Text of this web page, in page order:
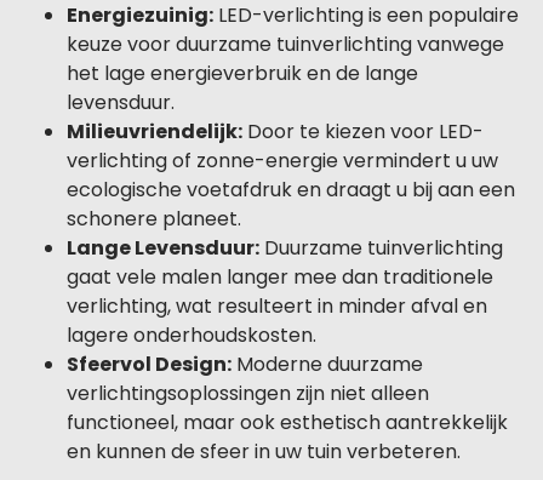
Energiezuinig: LED-verlichting is een populaire
keuze voor duurzame tuinverlichting vanwege
het lage energieverbruik en de lange
levensduur.
Milieuvriendelijk: Door te kiezen voor LED-
verlichting of zonne-energie vermindert u uw
ecologische voetafdruk en draagt u bij aan een
schonere planeet.
Lange Levensduur: Duurzame tuinverlichting
gaat vele malen langer mee dan traditionele
verlichting, wat resulteert in minder afval en
lagere onderhoudskosten.
Sfeervol Design: Moderne duurzame
verlichtingsoplossingen zijn niet alleen
functioneel, maar ook esthetisch aantrekkelijk
en kunnen de sfeer in uw tuin verbeteren.